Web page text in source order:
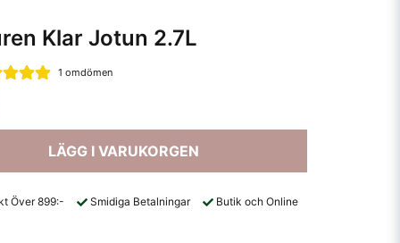
Klar Jotun 2.7L
1 omdömen
LÄGG I VARUKORGEN
Över 899:- Smidiga Betalningar
Butik och Online